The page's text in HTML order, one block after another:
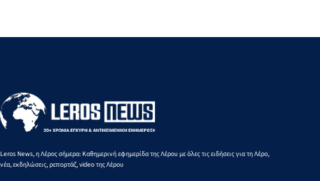
Σταύρακα
Leros News, η Λέρος σήμερα: Καθημερινή εφημερίδα της Λέρου με όλες τις ειδήσεις για τη Λέρο,
νέα, εκδηλώσεις, ρεπορτάζ, video της Λέρου